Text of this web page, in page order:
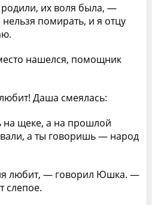
их воля была, —
помирать, и я отцу
нашелся, помощник
Даша смеялась:
на щеке, а на прошлой
а ты говоришь — народ
любит, — говорил Юшка. —
слепое.